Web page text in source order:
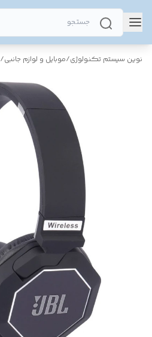
نوین سیستم تکنولوژی/موبایل و لوازم جانبی/